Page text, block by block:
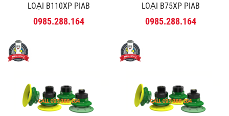
LOẠI B110XP PIAB
0985.288.164
LOẠI B75XP PIAB
0985.288.164